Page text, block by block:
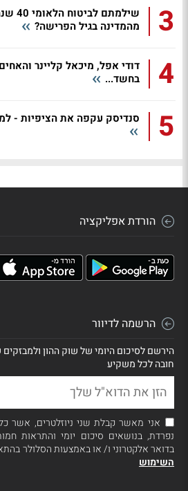
3
מהמדינה בגיל הפרישה?
4
דודי אפל, מיכאל קליינר
בחשד...
5 סנדיסק עקפה את הציפיות -
הורדת אפליקציה
הרשמה לדיוור
הירשם לסיכום היומי של שוק ההון ולמבזקים
חובה לכל משקיע
אני מאשר קבלת שני ניוזלטרים, אשר
נפרדת, בנושאים סיכום יומי והתראות
בדואר אלקטרוני ו/ או באמצעות הסלולר
השימוש